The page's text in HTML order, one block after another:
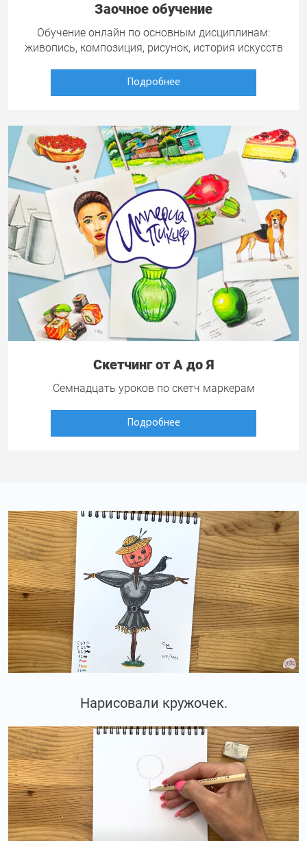
Заочное обучение
Обучение онлайн по основным дисциплинам:
живопись, композиция, рисунок, история искусств
Подробнее
Скетчинг от А до Я
Семнадцать уроков по скетч маркерам
Подробнее
Нарисовали кружочек.